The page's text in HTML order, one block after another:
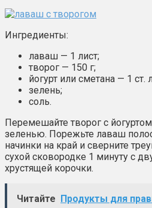
Ингредиенты:
лаваш — 1 лист;
творог — 150 г;
йогурт или сметана — 1 ст.
зелень;
соль.
Перемешайте творог с
зеленью. Порежьте лаваш
начинки на край и сверните
сухой сковородке 1 минуту с
хрустящей корочки.
Читайте Продукты для